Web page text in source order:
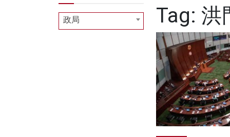
Tag: 洪
政局